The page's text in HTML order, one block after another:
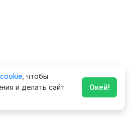
cookie , чтобы
и делать сайт
Окей!